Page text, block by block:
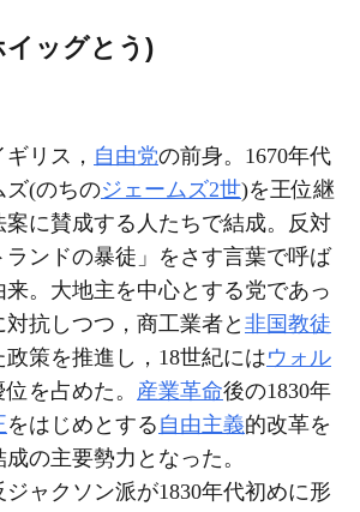
ッグとう)
リス， 自由党の前身。1670年代
ズ(のちのジェームズ2世)を王位継
に賛成する人たちで結成。反対
ンドの暴徒」をさす言葉で呼ば
。大地主を中心とする党であっ
対抗しつつ，商工業者と 非国教徒
策を推進し，18世紀にはウォル
を占めた。 産業革命後の1830年
をはじめとする 自由主義的改革を
の主要勢力となった。
ャクソン派が1830年代初めに形